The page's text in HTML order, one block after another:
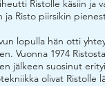
Ristolle käsiin ja
ja Risto piirsikin
lopulla hän otti
Vuonna 1974
jälkeen suosinut
olivat Ristolle